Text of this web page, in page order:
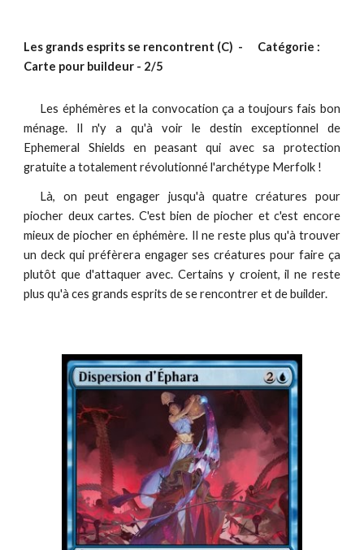
Les grands esprits se rencontrent (C) -
Catégorie :
Carte pour buildeur - 2/5
Les éphémères et la convocation ça a toujours fais bon
ménage. Il n'y a qu'à voir le destin exceptionnel de
Ephemeral Shields en peasant qui avec sa protection
gratuite a totalement révolutionné l'archétype Merfolk !
Là, on peut engager jusqu'à quatre créatures pour
piocher deux cartes. C'est bien de piocher et c'est encore
mieux de piocher en éphémère. Il ne reste plus qu'à trouver
un deck qui préfèrera engager ses créatures pour faire ça
plutôt que d'attaquer avec. Certains y croient, il ne reste
plus qu'à ces grands esprits de se rencontrer et de builder.